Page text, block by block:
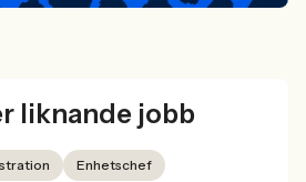
liknande jobb
Enhetschef